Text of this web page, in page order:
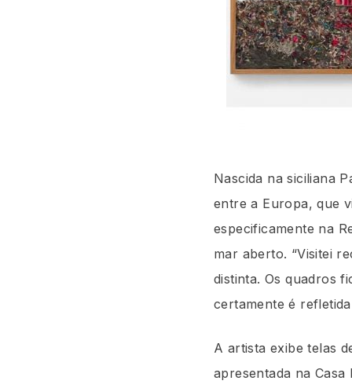
Nascida na siciliana
entre a Europa, que
especificamente na
mar aberto. “Visitei
distinta. Os quadros
certamente é
A artista exibe telas
apresentada na